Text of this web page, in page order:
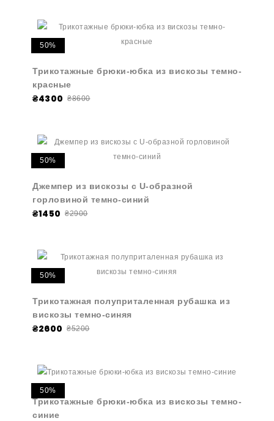
50%
Трикотажные брюки-юбка из вискозы темно-
красные
₴4300 ₴8600
50%
Джемпер из вискозы с U-образной
горловиной темно-синий
₴1450 ₴2900
50%
Трикотажная полуприталенная рубашка из
вискозы темно-синяя
₴2600 ₴5200
50%
Трикотажные брюки-юбка из вискозы темно-
синие